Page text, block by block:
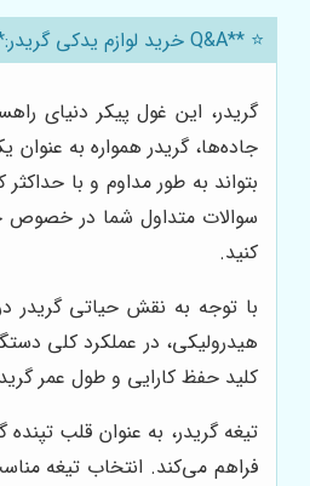
⭐️ **Q&A خرید لوازم یدکی گریدر:** پاسخ به تمام سوالات شما + 🚜
گریدر، این غول پیکر دنیای
جاده‌ها، گریدر همواره به
سوالات متداول شما در خصوص
کنید.
با توجه به نقش حیاتی گریدر
هیدرولیکی، در عملکرد کلی
کلید حفظ کارایی و طول عمر
تیغه گریدر، به عنوان قلب
فراهم می‌کند. انتخاب تیغه